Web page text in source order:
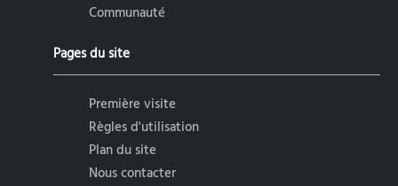
Communauté
Pages du site
Première visite
Règles d'utilisation
Plan du site
Nous contacter